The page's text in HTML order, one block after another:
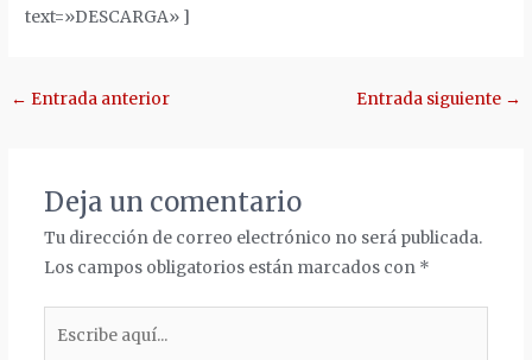
text=»DESCARGA» ]
Navegación
← Entrada anterior Entrada siguiente →
Deja un comentario
Tu dirección de correo electrónico no será publicada.
Los campos obligatorios están marcados con *